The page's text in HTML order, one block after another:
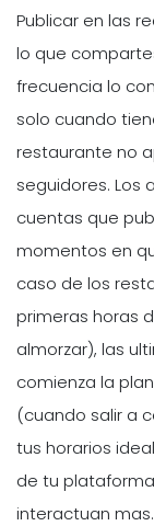
Publicar en las
lo que
frecuencia lo
solo cuando
restaurante no
seguidores. Los
cuentas que
momentos en
caso de los
primeras horas
almorzar), las
comienza la
(cuando salir a
tus horarios
de tu
interactuan mas.